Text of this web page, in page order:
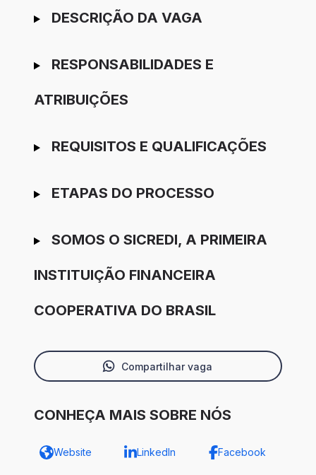
Ir para candidatura
DESCRIÇÃO DA VAGA
RESPONSABILIDADES E
ATRIBUIÇÕES
REQUISITOS E QUALIFICAÇÕES
ETAPAS DO PROCESSO
SOMOS O SICREDI, A PRIMEIRA
INSTITUIÇÃO FINANCEIRA
COOPERATIVA DO BRASIL
Compartilhar vaga
CONHEÇA MAIS SOBRE NÓS
Website LinkedIn Facebook